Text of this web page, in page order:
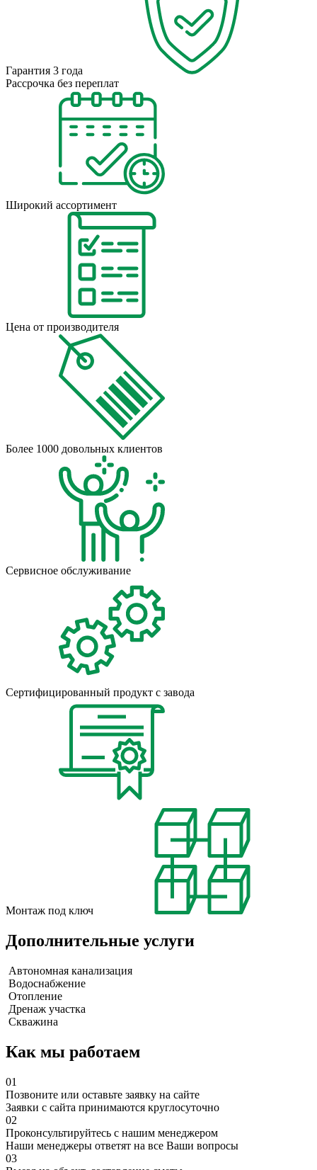
Гарантия 3 года
Рассрочка без переплат
Широкий ассортимент
Цена от производителя
Более 1000 довольных клиентов
Сервисное обслуживание
Сертифицированный продукт с завода
Монтаж под ключ
Дополнительные услуги
Автономная канализация
Водоснабжение
Отопление
Дренаж участка
Скважина
Как мы работаем
01
Позвоните или оставьте заявку на сайте
Заявки с сайта принимаются круглосуточно
02
Проконсультируйтесь с нашим менеджером
Наши менеджеры ответят на все Ваши вопросы
03